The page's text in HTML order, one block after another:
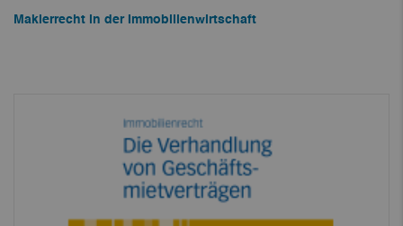
Maklerrecht in der Immobilienwirtschaft